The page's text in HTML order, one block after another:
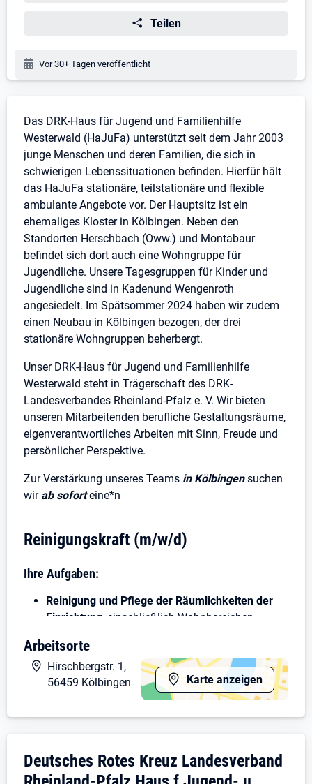
Teilen
Veröffentlichungsdatum:
Vor 30+ Tagen veröffentlicht
Stellenbeschreibung
Das DRK-Haus für Jugend und Familienhilfe
Westerwald (HaJuFa) unterstützt seit dem Jahr 2003
junge Menschen und deren Familien, die sich in
schwierigen Lebenssituationen befinden. Hierfür hält
das HaJuFa stationäre, teilstationäre und flexible
ambulante Angebote vor. Der Hauptsitz ist ein
ehemaliges Kloster in Kölbingen. Neben den
Standorten Herschbach (Oww.) und Montabaur
befindet sich dort auch eine Wohngruppe für
Jugendliche. Unsere Tagesgruppen für Kinder und
Jugendliche sind in Kadenund Wengenroth
angesiedelt. Im Spätsommer 2024 haben wir zudem
einen Neubau in Kölbingen bezogen, der drei
stationäre Wohngruppen beherbergt.
Unser DRK-Haus für Jugend und Familienhilfe
Westerwald steht in Trägerschaft des DRK-
Landesverbandes Rheinland-Pfalz e. V. Wir bieten
unseren Mitarbeitenden berufliche Gestaltungsräume,
eigenverantwortliches Arbeiten mit Sinn, Freude und
persönlicher Perspektive.
Zur Verstärkung unseres Teams in Kölbingensuchen
wir ab soforteine*n
Reinigungskraft (m/w/d)
Ihre Aufgaben:
Reinigung und Pflege der Räumlichkeiten der
Einrichtung , einschließlich Wohnbereichen,
Sanitäranlagen.
Sicherstellung von Sauberkeit und Hygiene
gemäß den geltenden Standards.
Durchführung von regelmäßigen
Reinigungsarbeitenwie Staubsaugen, Wischen
Entsorgung von Abfällen und Mülltrennung
nach
den vorgegebenen Richtlinien.
Arbeitsorte
Karte anzeigen
Hirschbergstr. 1,
56459 Kölbingen
Unternehmensdarstellung: Deutsches
Deutsches Rotes Kreuz Landesverband